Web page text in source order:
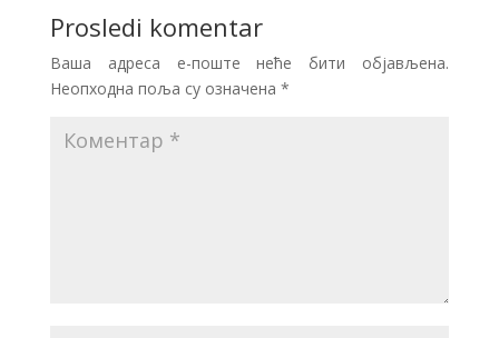
Prosledi komentar
Ваша адреса е-поште неће бити објављена.
Неопходна поља су означена *